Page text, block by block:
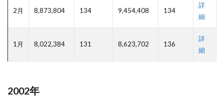
2月 8,873,804 134 9,454,408 134
詳
細
1月 8,022,384 131 8,623,702 136
詳
細
2002年